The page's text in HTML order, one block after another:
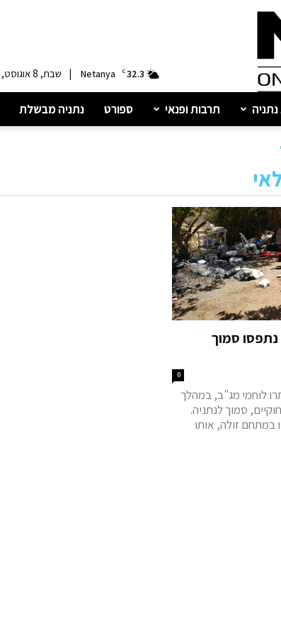
32.3
C
Netanya
| שבת, 8 אוגוסט, 2026
תרבות ופנאי ספורט נתניה מבשלת
נתפסו סמוך
0
לוחמי מג"ב, במהלך
בלתי חוקיים, סמוך לנתניה.
במתחם זולה, אותו